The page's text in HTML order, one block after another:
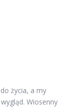
życia, a my
Wiosenny